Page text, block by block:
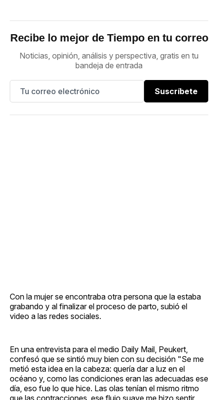
Recibe lo mejor de Tiempo en tu correo
Noticias, opinión, análisis y perspectiva, gratis en tu
bandeja de entrada
Suscríbete
Con la mujer se encontraba otra persona que la estaba
grabando y al finalizar el proceso de parto, subió el
video a las redes sociales.
En una entrevista para el medio Daily Mail, Peukert,
confesó que se sintió muy bien con su decisión "Se me
metió esta idea en la cabeza: quería dar a luz en el
océano y, como las condiciones eran las adecuadas ese
día, eso fue lo que hice. Las olas tenían el mismo ritmo
que las contracciones, ese flujo suave me hizo sentir